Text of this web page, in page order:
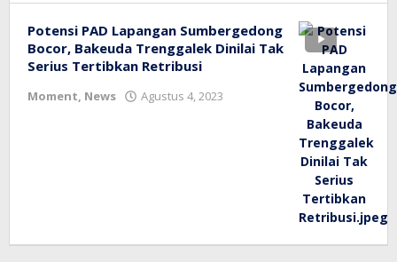
Potensi PAD Lapangan Sumbergedong
Bocor, Bakeuda Trenggalek Dinilai Tak
Serius Tertibkan Retribusi
Moment, News Agustus 4, 2023